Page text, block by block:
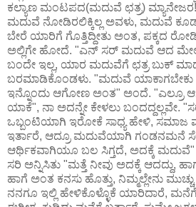
ಕಲ್ಯಾಣ ಮಂಟಪದ(ಮದುವೆ ಛತ್ರ)
ಮದುವೆ ನೋಡಿರಲಿಕ್ಕಿಲ್ಲ ಅವಳು, ಮದುವೆ ಕೂಡ
ಬೇರೆ ಯಾರಿಗೆ ಗೊತ್ತಿದ್ದೀತು ಅಂತ, ಪಕ್ಕದ
ಅಲ್ಲಿಗೇ ಹೋದೆ. "ಎನ್ ಸರ್ ಮದುವೆ ಆದ
ಬಂದೇ ಇಲ್ಲ, ಯಾರ ಮದುವೆಗೆ ಛತ್ರ ಬುಕ್
ಬರಮಾಡಿಕೊಂಡಳು. "ಮದುವೆ ಯಾಕಾಗಬೇಕು
ಇನ್ನೊಂದು ಆಗೋಣ ಅಂತ" ಅಂದೆ. "ಎಲ್ರೂ
ಯಾಕೆ", ನಾ ಅದನ್ನೇ ಕೇಳಲು ಬಂದದ್ದಲ್ಲವೇ.
ಒಬ್ಬಂಟಿಯಾಗಿ ಇರೋಕೆ ಸಾಧ್ಯ ಹೇಳಿ, ಸಮಾಜ
ಇರ್ತಾರೆ, ಆದ್ರೂ ಮದುವೆಯಾಗಿ ಗಂಡನಮನೆ
ಆರ್ಥಿಕವಾಗಿಯೂ ಬಲ ಸಿಗ್ತದೆ, ಅದಕ್ಕೆ ಮದುವೆ"
ಸರಿ ಅನ್ನಿಸಿತು "ಮತ್ತೆ ನೀವು ಅದಕ್ಕೆ ಆದದ್ದು,
ಹಾಗೆ ಅಂತ ಕನಸು ಹೊತ್ತು, ನಿಮ್ಮಲ್ಲೇನು
ನನಗೂ ಇಲ್ಲಿ ಹೇಳಿಕೊಳ್ಳೊಕೆ ಯಾರಿದಾರೆ,